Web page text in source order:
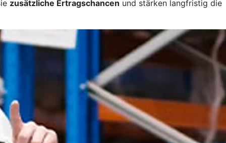
zusätzliche Ertragschancen und stärken langfristig die